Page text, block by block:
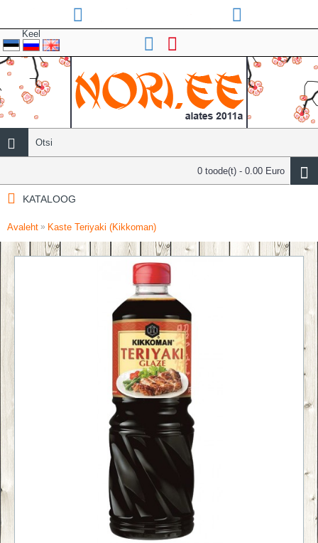
Keel
0 toode(t) - 0.00 Euro
KATALOOG
Avaleht » Kaste Teriyaki (Kikkoman)